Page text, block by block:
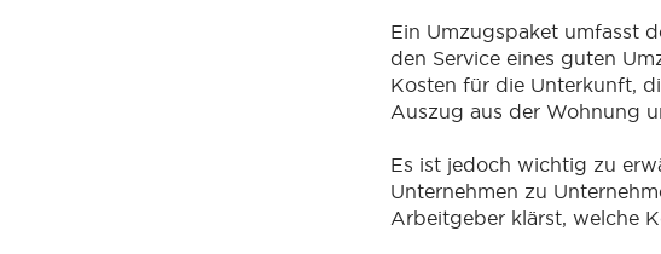
Ein Umzugspaket umfasst
den Service eines guten
Kosten für die Unterkunft,
Auszug aus der Wohnung
Es ist jedoch wichtig zu
Unternehmen zu
Arbeitgeber klärst, welche